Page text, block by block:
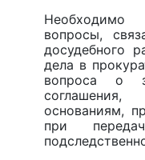
Необходимо
вопросы,
досудебного
дела в
вопроса о
основаниям,
при